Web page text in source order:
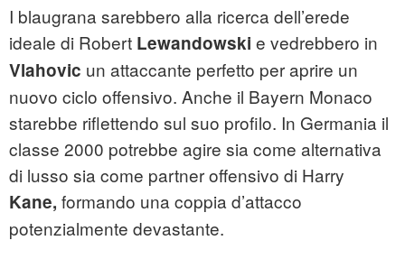
I blaugrana sarebbero alla ricerca dell’erede
ideale di Robert Lewandowski e vedrebbero in
Vlahovic un attaccante perfetto per aprire un
nuovo ciclo offensivo. Anche il Bayern Monaco
starebbe riflettendo sul suo profilo. In Germania il
classe 2000 potrebbe agire sia come alternativa
di lusso sia come partner offensivo di Harry
Kane, formando una coppia d’attacco
potenzialmente devastante.